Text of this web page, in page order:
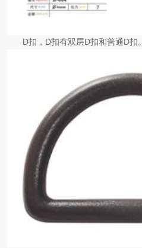
D扣，D扣有双层D扣和普通D扣。